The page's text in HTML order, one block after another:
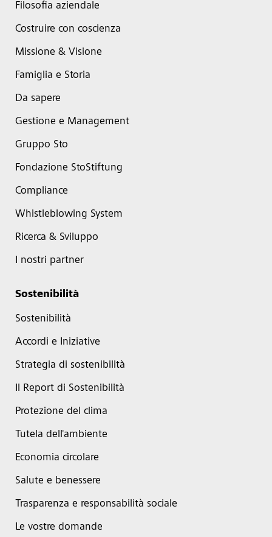
Filosofia aziendale
Costruire con coscienza
Missione & Visione
Famiglia e Storia
Da sapere
Gestione e Management
Gruppo Sto
Fondazione StoStiftung
Compliance
Whistleblowing System
Ricerca & Sviluppo
I nostri partner
Sostenibilità
Sostenibilità
Accordi e Iniziative
Strategia di sostenibilità
Il Report di Sostenibilità
Protezione del clima
Tutela dell'ambiente
Economia circolare
Salute e benessere
Trasparenza e responsabilità sociale
Le vostre domande